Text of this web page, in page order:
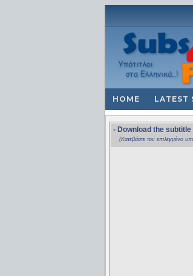
HOME LATEST
- Download the subtitle
(Κατεβάστε τον επιλεγμένο